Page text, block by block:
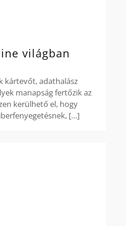
világban
kártevőt, adathalász
manapság fertőzik az
kerülhető el, hogy
[…]